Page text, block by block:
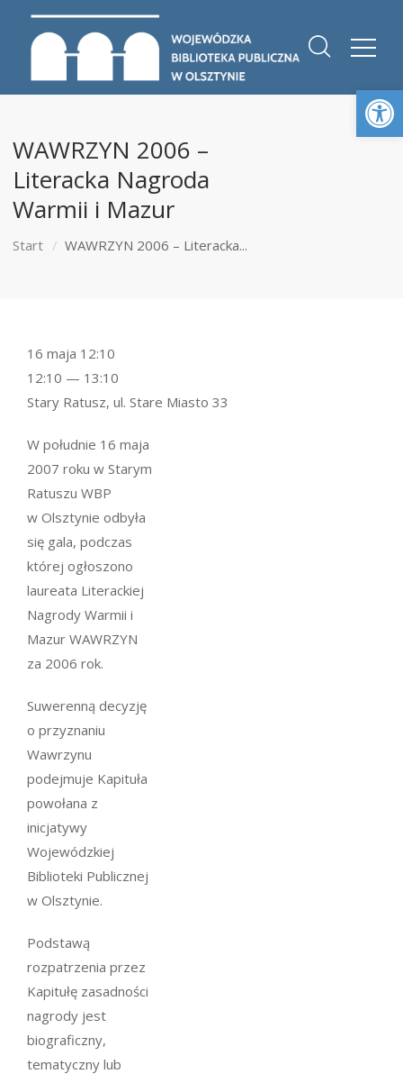
WAWRZYN 2006 –
Literacka Nagroda
Warmii i Mazur
Start WAWRZYN 2006 – Literacka...
W południe 16 maja
2007 roku w Starym
Ratuszu WBP
w Olsztynie odbyła
się gala, podczas
której ogłoszono
laureata Literackiej
Nagrody Warmii i
Mazur WAWRZYN
za 2006 rok.
Suwerenną decyzję
o przyznaniu
Wawrzynu
podejmuje Kapituła
powołana z
inicjatywy
Wojewódzkiej
Biblioteki Publicznej
w Olsztynie.
Podstawą
rozpatrzenia przez
Kapitułę zasadności
nagrody jest
biograficzny,
tematyczny lub
16 maja 12:10
12:10 — 13:10
Stary Ratusz, ul. Stare Miasto 33